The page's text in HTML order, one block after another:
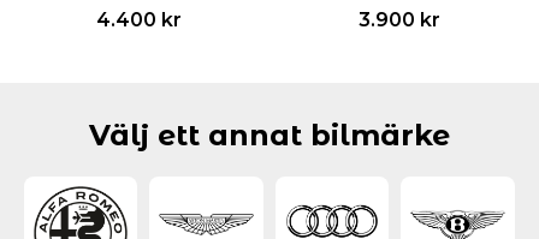
4.400 kr
3.900 kr
Välj ett annat bilmärke